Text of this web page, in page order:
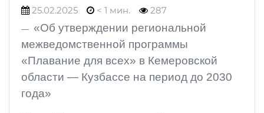
25.02.2025 < 1 мин. 287
«Об утверждении региональной
межведомственной программы
«Плавание для всех» в Кемеровской
области — Кузбассе на период до 2030
года»